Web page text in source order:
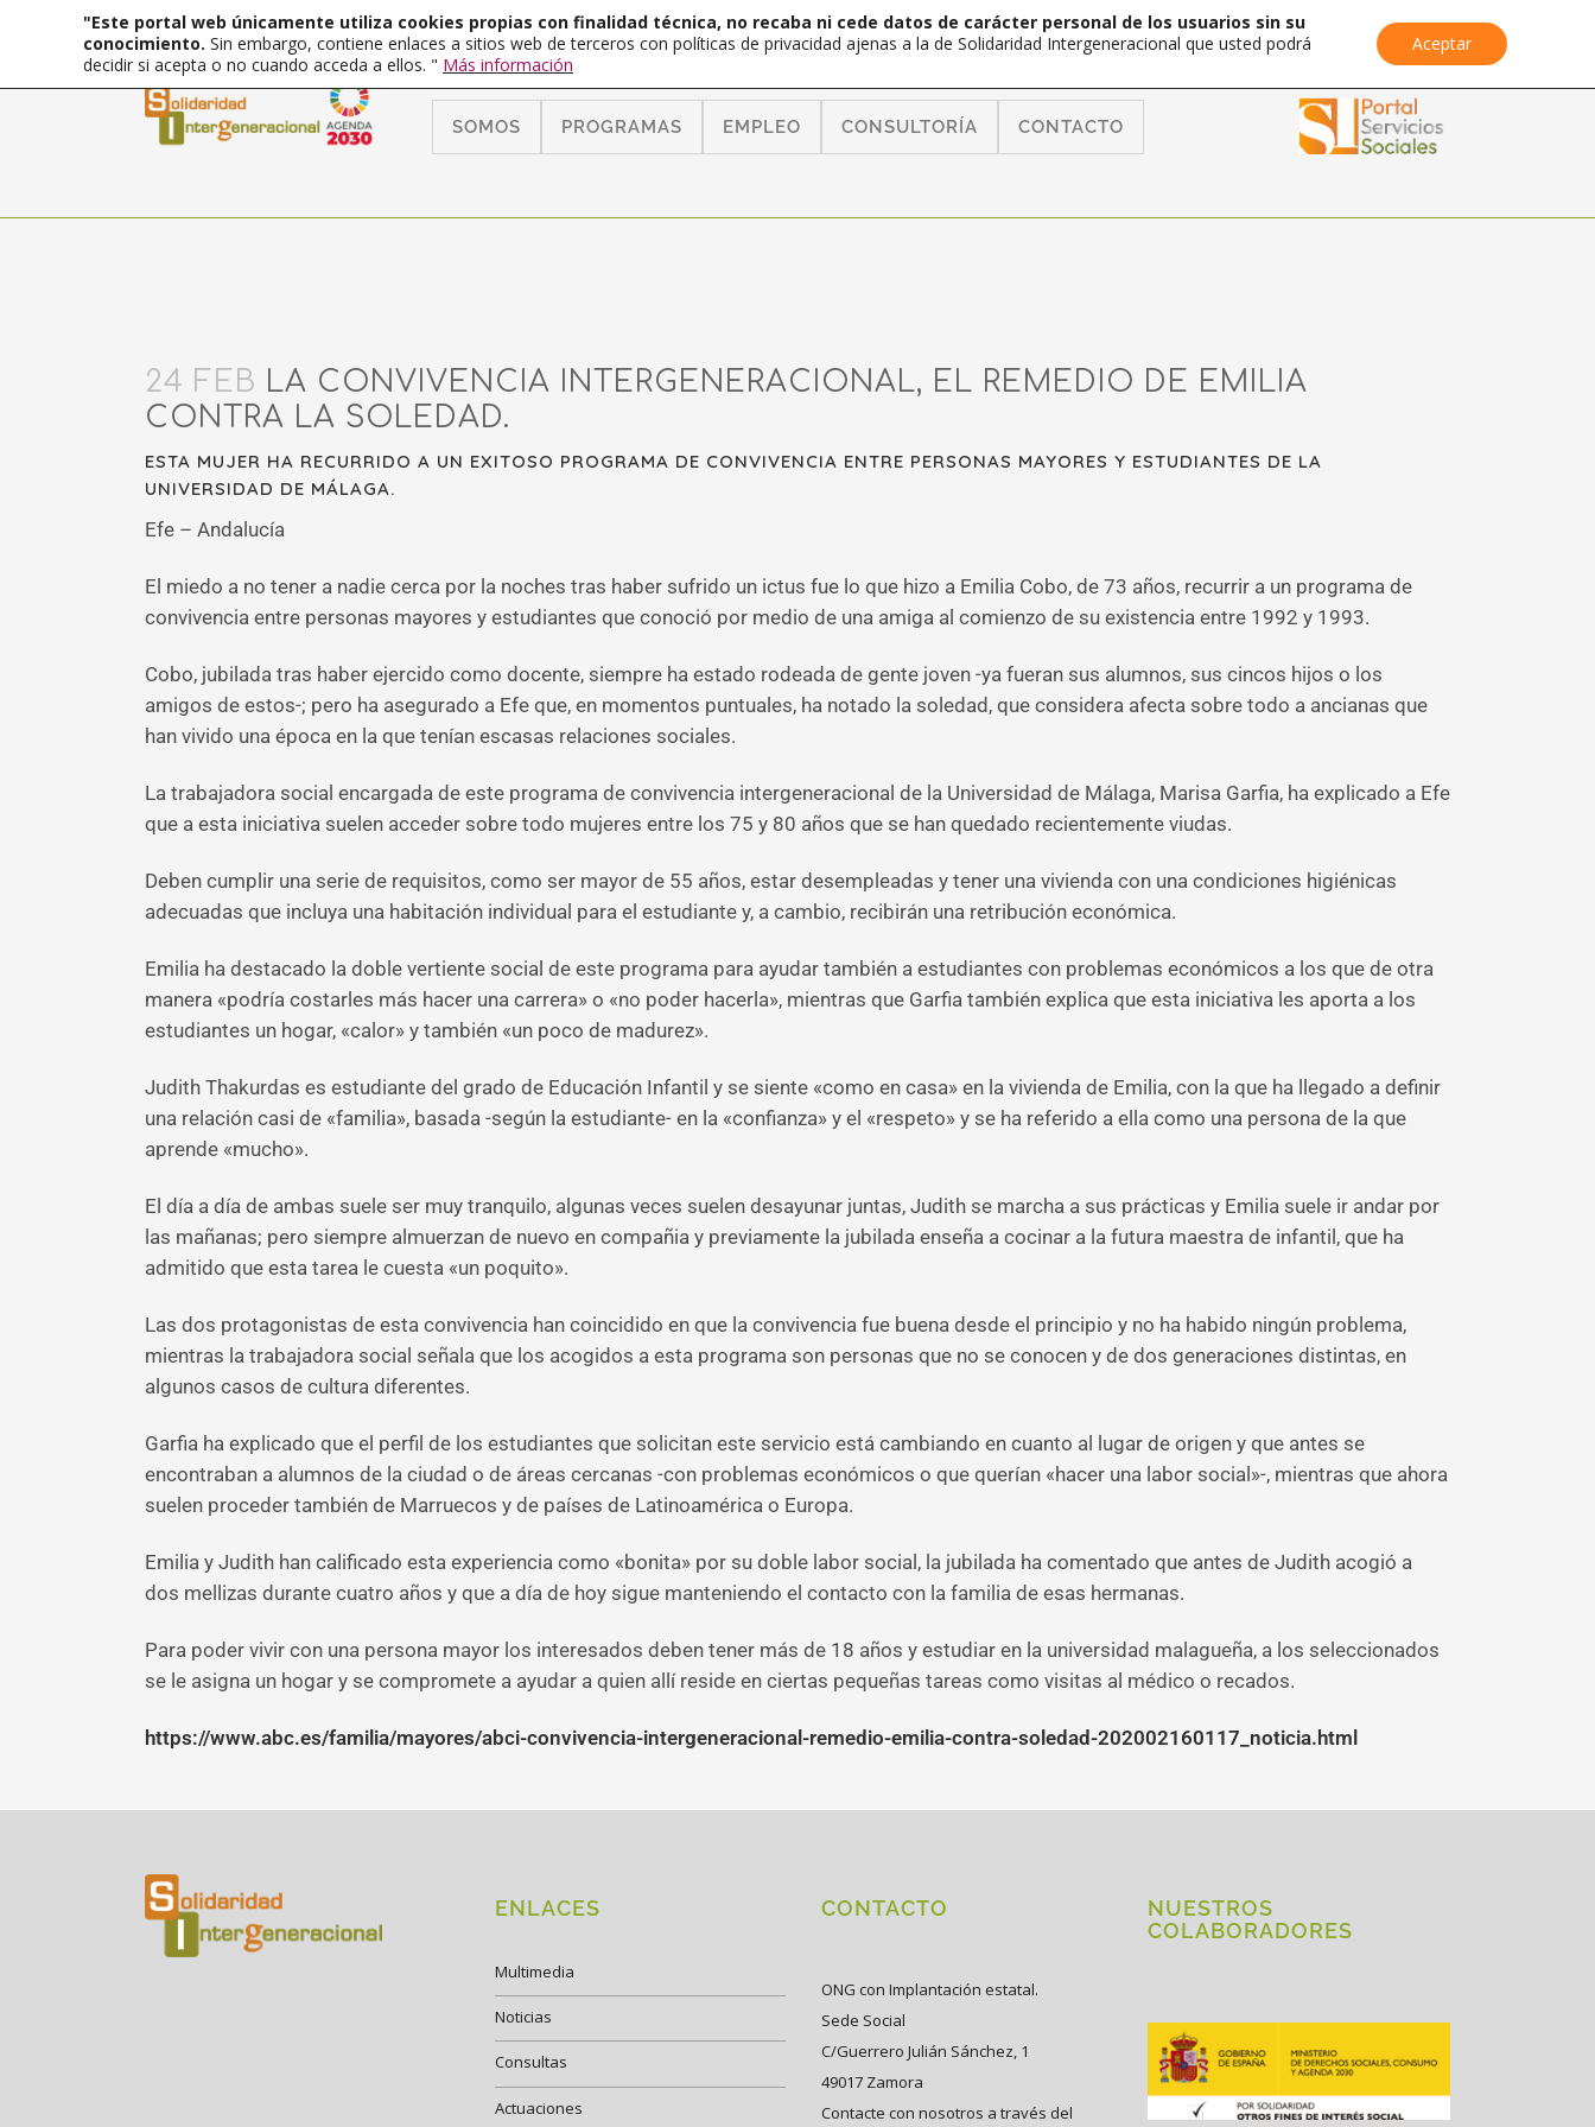
SOMOS PROGRAMAS EMPLEO CONSULTORÍA CONTACTO
24 FEB LA CONVIVENCIA INTERGENERACIONAL, EL REMEDIO DE EMILIA
CONTRA LA SOLEDAD.
ESTA MUJER HA RECURRIDO A UN EXITOSO PROGRAMA DE CONVIVENCIA ENTRE PERSONAS MAYORES Y ESTUDIANTES DE LA
UNIVERSIDAD DE MÁLAGA.
Efe – Andalucía
El miedo a no tener a nadie cerca por la noches tras haber sufrido un ictus fue lo que hizo a Emilia Cobo, de 73 años, recurrir a un programa de
convivencia entre personas mayores y estudiantes que conoció por medio de una amiga al comienzo de su existencia entre 1992 y 1993.
Cobo, jubilada tras haber ejercido como docente, siempre ha estado rodeada de gente joven -ya fueran sus alumnos, sus cincos hijos o los
amigos de estos-; pero ha asegurado a Efe que, en momentos puntuales, ha notado la soledad, que considera afecta sobre todo a ancianas que
han vivido una época en la que tenían escasas relaciones sociales.
La trabajadora social encargada de este programa de convivencia intergeneracional de la Universidad de Málaga, Marisa Garfia, ha explicado a Efe
que a esta iniciativa suelen acceder sobre todo mujeres entre los 75 y 80 años que se han quedado recientemente viudas.
Deben cumplir una serie de requisitos, como ser mayor de 55 años, estar desempleadas y tener una vivienda con una condiciones higiénicas
adecuadas que incluya una habitación individual para el estudiante y, a cambio, recibirán una retribución económica.
Emilia ha destacado la doble vertiente social de este programa para ayudar también a estudiantes con problemas económicos a los que de otra
manera «podría costarles más hacer una carrera» o «no poder hacerla», mientras que Garfia también explica que esta iniciativa les aporta a los
estudiantes un hogar, «calor» y también «un poco de madurez».
Judith Thakurdas es estudiante del grado de Educación Infantil y se siente «como en casa» en la vivienda de Emilia, con la que ha llegado a definir
una relación casi de «familia», basada -según la estudiante- en la «confianza» y el «respeto» y se ha referido a ella como una persona de la que
aprende «mucho».
El día a día de ambas suele ser muy tranquilo, algunas veces suelen desayunar juntas, Judith se marcha a sus prácticas y Emilia suele ir andar por
las mañanas; pero siempre almuerzan de nuevo en compañia y previamente la jubilada enseña a cocinar a la futura maestra de infantil, que ha
admitido que esta tarea le cuesta «un poquito».
Las dos protagonistas de esta convivencia han coincidido en que la convivencia fue buena desde el principio y no ha habido ningún problema,
mientras la trabajadora social señala que los acogidos a esta programa son personas que no se conocen y de dos generaciones distintas, en
algunos casos de cultura diferentes.
Garfia ha explicado que el perfil de los estudiantes que solicitan este servicio está cambiando en cuanto al lugar de origen y que antes se
encontraban a alumnos de la ciudad o de áreas cercanas -con problemas económicos o que querían «hacer una labor social»-, mientras que ahora
suelen proceder también de Marruecos y de países de Latinoamérica o Europa.
Emilia y Judith han calificado esta experiencia como «bonita» por su doble labor social, la jubilada ha comentado que antes de Judith acogió a
dos mellizas durante cuatro años y que a día de hoy sigue manteniendo el contacto con la familia de esas hermanas.
Para poder vivir con una persona mayor los interesados deben tener más de 18 años y estudiar en la universidad malagueña, a los seleccionados
se le asigna un hogar y se compromete a ayudar a quien allí reside en ciertas pequeñas tareas como visitas al médico o recados.
https://www.abc.es/familia/mayores/abci-convivencia-intergeneracional-remedio-emilia-contra-soledad-202002160117_noticia.html
ENLACES
Multimedia
Noticias
Consultas
Actuaciones
CONTACTO
ONG con Implantación estatal.
Sede Social
C/Guerrero Julián Sánchez, 1
49017 Zamora
Contacte con nosotros a través del
NUESTROS
COLABORADORES
"Este portal web únicamente utiliza cookies propias con finalidad técnica, no recaba ni cede datos de carácter personal de los usuarios sin su
conocimiento. Sin embargo, contiene enlaces a sitios web de terceros con políticas de privacidad ajenas a la de Solidaridad Intergeneracional que usted podrá
decidir si acepta o no cuando acceda a ellos. " Más información
Aceptar